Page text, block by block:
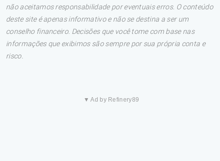
não aceitamos responsabilidade por eventuais erros. O conteúdo
deste site é apenas informativo e não se destina a ser um
conselho financeiro. Decisões que você tome com base nas
informações que exibimos são sempre por sua própria conta e
risco.
▼ Ad by Refinery89